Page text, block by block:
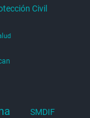
Civil
SMDIF